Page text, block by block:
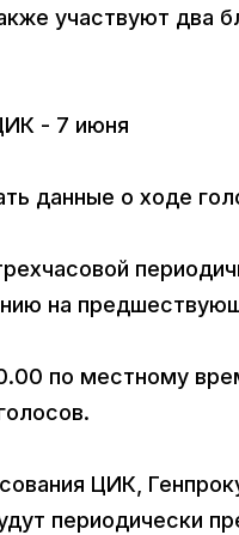
участвуют два
- 7 июня
данные о ходе
на
по местному
ЦИК,
периодически